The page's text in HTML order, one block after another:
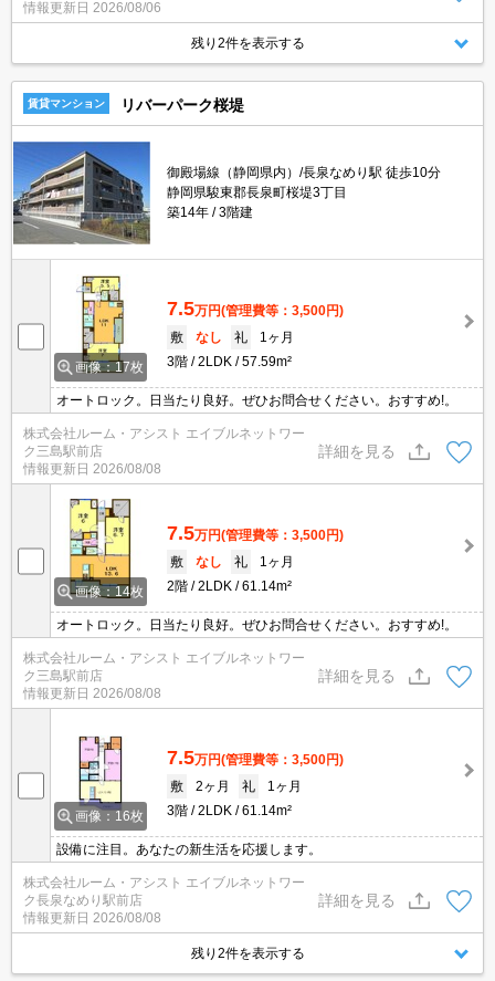
情報更新日 2026/08/06
残り2件を表示する
賃貸マンション リバーパーク桜堤
御殿場線（静岡県内）/長泉なめり駅 徒歩10分
静岡県駿東郡長泉町桜堤3丁目
築14年
3階建
画像：17枚
7.5万円(管理費等：3,500円)
敷
なし 礼
1ヶ月
3階
2LDK 57.59m²
オートロック。日当たり良好。ぜひお問合せください。おすすめ!。
株式会社ルーム・アシスト エイブルネットワー
ク三島駅前店
情報更新日 2026/08/08
詳細を見る
画像：14枚
7.5万円(管理費等：3,500円)
敷
なし 礼
1ヶ月
2階
2LDK 61.14m²
オートロック。日当たり良好。ぜひお問合せください。おすすめ!。
株式会社ルーム・アシスト エイブルネットワー
ク三島駅前店
情報更新日 2026/08/08
詳細を見る
画像：16枚
7.5万円(管理費等：3,500円)
敷
2ヶ月 礼
1ヶ月
3階
2LDK 61.14m²
設備に注目。あなたの新生活を応援します。
株式会社ルーム・アシスト エイブルネットワー
ク長泉なめり駅前店
情報更新日 2026/08/08
詳細を見る
残り2件を表示する